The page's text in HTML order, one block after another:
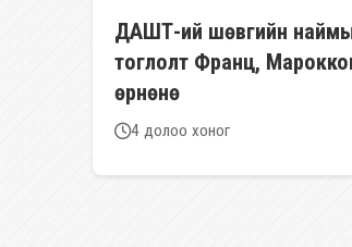
ДАШТ-ий шөвгийн
тоглолт Франц,
өрнөнө
4 долоо хоног